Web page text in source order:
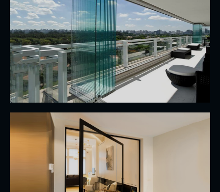
PLEGABLE
Especiales para cubrir grandes áreas sin
necesidad de divisiones.
Ver
PIVOTANTE
Utilizadas normalmente en puertas
monumentales dando una apertura decorativa y
diferente.